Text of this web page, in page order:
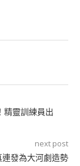
精靈訓練員出
next post
發為大河劇造勢